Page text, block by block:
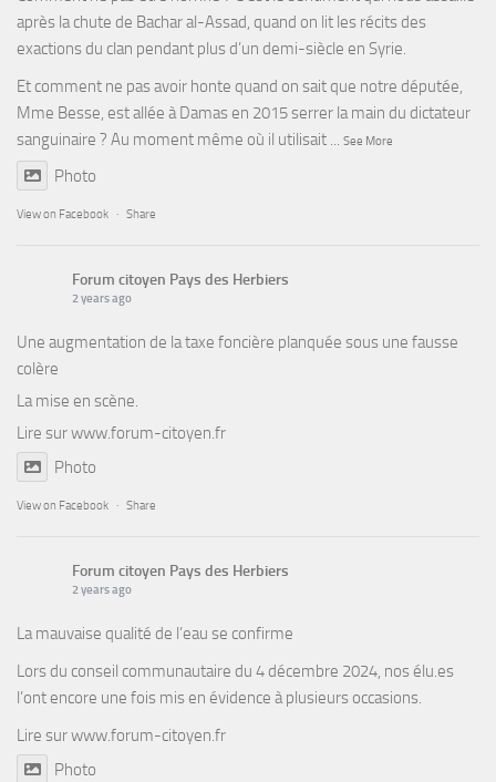
après la chute de Bachar al-Assad, quand on lit les récits des
exactions du clan pendant plus d’un demi-siècle en Syrie.
Et comment ne pas avoir honte quand on sait que notre députée,
Mme Besse, est allée à Damas en 2015 serrer la main du dictateur
sanguinaire ? Au moment même où il utilisait ... See More
Photo
View on Facebook · Share
Forum citoyen Pays des Herbiers
2 years ago
Une augmentation de la taxe foncière planquée sous une fausse
colère
La mise en scène.
Lire surwww.forum-citoyen.fr
Photo
View on Facebook · Share
Forum citoyen Pays des Herbiers
2 years ago
La mauvaise qualité de l’eau se confirme
Lors du conseil communautaire du 4 décembre 2024, nos élu.es
l’ont encore une fois mis en évidence à plusieurs occasions.
Lire surwww.forum-citoyen.fr
Photo